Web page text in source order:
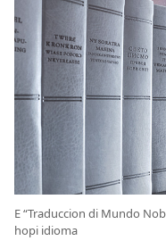
E “Traduccion di Mundo
hopi idioma